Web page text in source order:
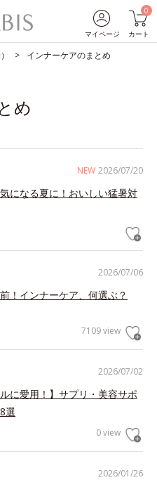
マイページ
0
カート
インナーケアのまとめ
め
NEW 2026/07/20
になる夏に！おいしい猛暑対
2026/07/06
！インナーケア、何選ぶ？
7109 view
2026/07/02
ルに愛用！】サプリ・美容サポ
選
0 view
2026/01/26